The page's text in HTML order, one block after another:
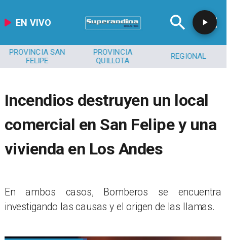
EN VIVO
PROVINCIA SAN
FELIPE
PROVINCIA
QUILLOTA
REGIONAL
Incendios destruyen un local
comercial en San Felipe y una
vivienda en Los Andes
​En ambos casos, Bomberos se encuentra
investigando las causas y el origen de las llamas.